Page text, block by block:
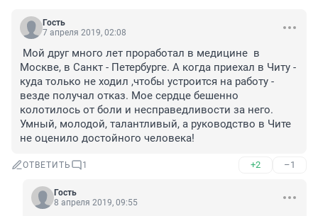
Гость
7 апреля 2019, 02:08
Мой друг много лет проработал в медицине  в
Москве, в Санкт - Петербурге. А когда приехал в Читу -
куда только не ходил ,чтобы устроится на работу -
везде получал отказ. Мое сердце бешенно
колотилось от боли и несправедливости за него.
Умный, молодой, талантливый, а руководство в Чите
не оценило достойного человека!
ОТВЕТИТЬ 1 +2 –1
Гость
8 апреля 2019, 09:55